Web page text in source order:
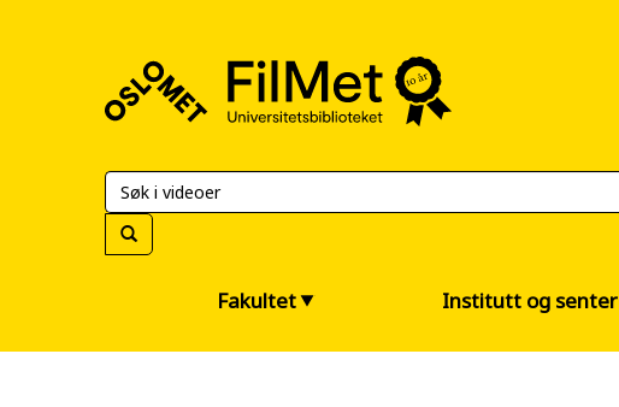
Universitetsbiblioteket
Fakultet Institutt og senter